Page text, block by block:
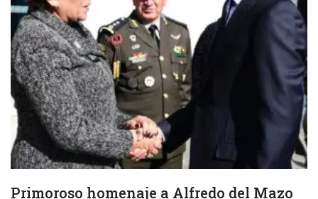
Primoroso homenaje a Alfredo del Mazo